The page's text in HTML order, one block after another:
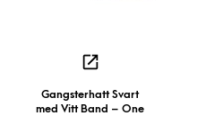
Gangsterhatt Svart
med Vitt Band – One